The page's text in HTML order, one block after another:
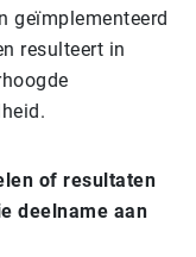
geïmplementeerd
resulteert in
of resultaten
deelname aan